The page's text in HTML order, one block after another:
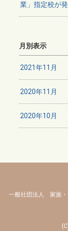
業」指定校が
月別表示
2021年11月
2020年11月
2020年10月
一般社団法人 家族